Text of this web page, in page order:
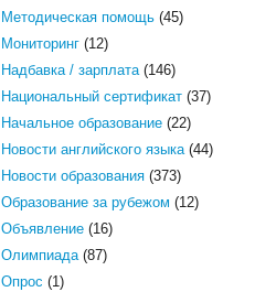
Методическая помощь(45)
Мониторинг(12)
Надбавка / зарплата(146)
Национальный сертификат(37)
Начальное образование(22)
Новости английского языка(44)
Новости образования(373)
Образование за рубежом (12)
Объявление(16)
Олимпиада(87)
Опрос (1)